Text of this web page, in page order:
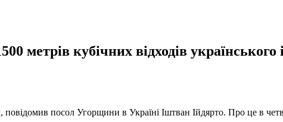
метрів кубічних відходів
повідомив посол Угорщини в Україні Іштван Ійдярто. Про це в